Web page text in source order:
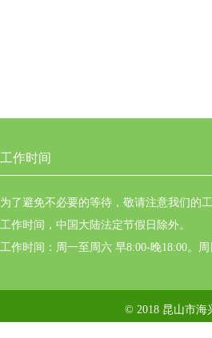
工作时间
为了避免不必要的等待，敬请注意我们的
工作时间，中国大陆法定节假日除外。
工作时间：周一至周六 早8:00-晚18:00。周
© 2018 昆山市海